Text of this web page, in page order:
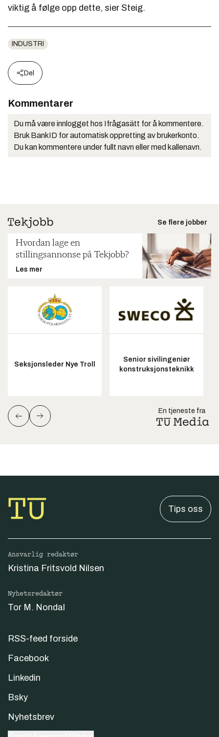
viktig å følge opp dette, sier Steig.
INDUSTRI
Del
Kommentarer
Du må være innlogget hos Ifrågasätt for å kommentere.
Bruk BankID for automatisk oppretting av brukerkonto.
Du kan kommentere under fullt navn eller med kallenavn.
Se flere jobber
Hvordan lage en
stillingsannonse på Tekjobb?
Les mer
Seksjonsleder Nye Troll
Senior sivilingeniør
konstruksjonsteknikk
En tjeneste fra
Tips oss
Ansvarlig redaktør
Kristina Fritsvold Nilsen
Nyhetsredaktør
Tor M. Nondal
RSS-feed forside
Facebook
Linkedin
Bsky
Nyhetsbrev